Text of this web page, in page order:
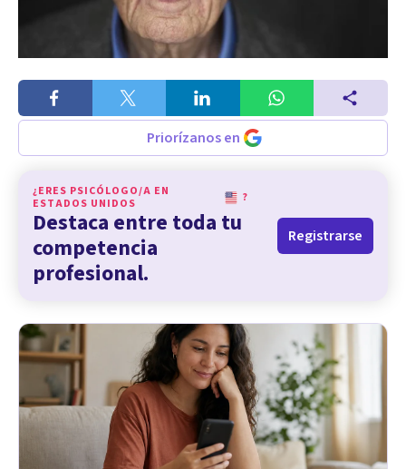
Priorízanos en
¿ERES PSICÓLOGO/A EN
ESTADOS UNIDOS
?
Destaca entre toda tu
competencia
profesional.
Registrarse